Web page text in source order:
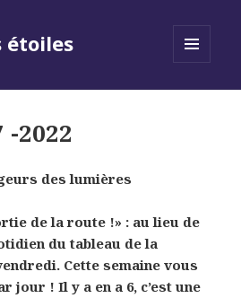
étoiles
2022
des lumières
de la route !» : au lieu de
du tableau de la
Cette semaine vous
jour ! Il y a en a 6, c’est une